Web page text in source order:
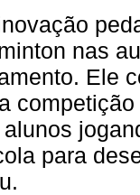
nas
Ele
para